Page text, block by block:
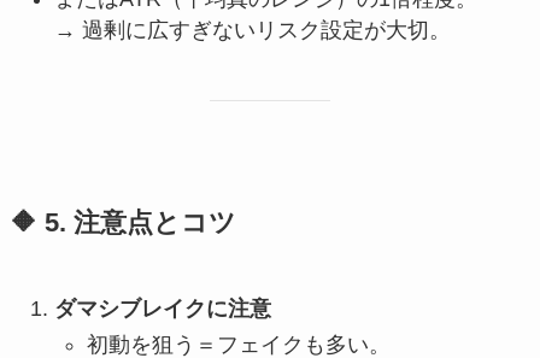
→ 過剰に広すぎないリスク設定が大切。
🔶 5. 注意点とコツ
ダマシブレイクに注意
初動を狙う＝フェイクも多い。